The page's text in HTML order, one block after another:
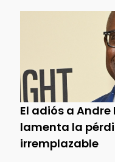
El adiós a
lamenta la
irremplazable